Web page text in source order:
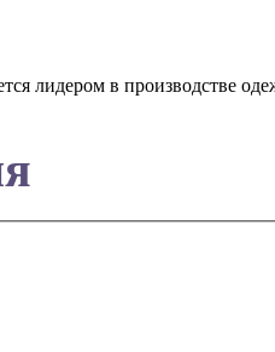
лидером в производстве